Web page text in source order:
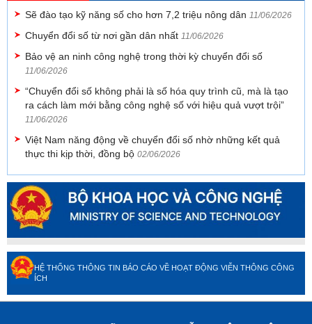
Sẽ đào tạo kỹ năng số cho hơn 7,2 triệu nông dân 11/06/2026
Chuyển đổi số từ nơi gần dân nhất 11/06/2026
Bảo vệ an ninh công nghệ trong thời kỳ chuyển đổi số
11/06/2026
“Chuyển đổi số không phải là số hóa quy trình cũ, mà là tạo
ra cách làm mới bằng công nghệ số với hiệu quả vượt trội”
11/06/2026
Việt Nam năng động về chuyển đổi số nhờ những kết quả
thực thi kịp thời, đồng bộ 02/06/2026
HỆ THỐNG THÔNG TIN BÁO CÁO VỀ HOẠT ĐỘNG VIỄN THÔNG CÔNG
ÍCH